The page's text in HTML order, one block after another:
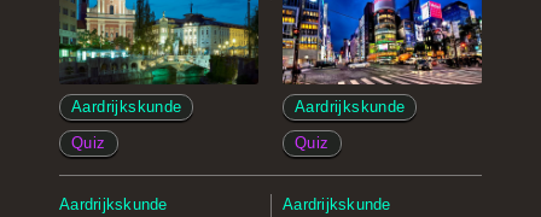
Aardrijkskunde
Quiz
Aardrijkskunde
Quiz
Aardrijkskunde Aardrijkskunde